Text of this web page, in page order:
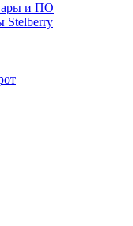
и ПО
Stelberry